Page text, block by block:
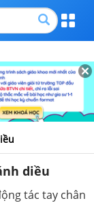
diều
tác tay chân